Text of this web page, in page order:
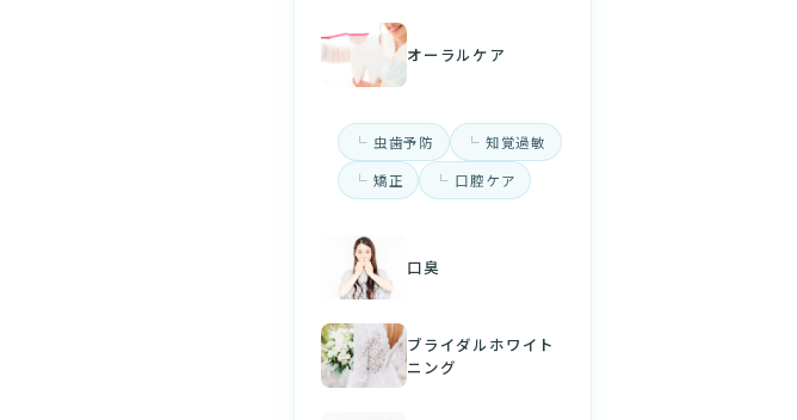
オーラルケア
虫歯予防
知覚過敏
矯正
口腔ケア
口臭
ブライダルホワイト
ニング